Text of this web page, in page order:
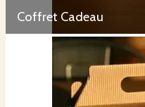
Coffret Cadeau